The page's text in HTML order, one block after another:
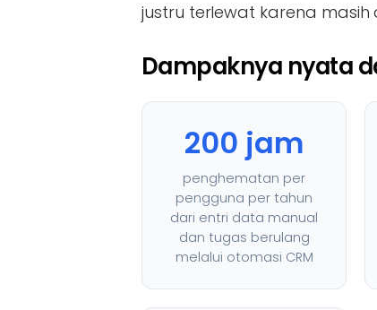
justru terlewat karena masih
Dampaknya nyata
200 jam
penghematan per
pengguna per tahun
dari entri data manual
dan tugas berulang
melalui otomasi CRM